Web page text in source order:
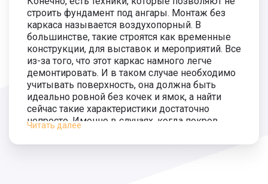
Монтаж сваи 6000 мм.
1 900 руб.
Читать далее
строить фундамент под ангары. Монтаж без
каркаса называется воздухопорный. В
большинстве, такие строятся как временные
конструкции, для выставок и мероприятий. Все
из-за того, что этот каркас намного легче
демонтировать. И в таком случае необходимо
учитывать поверхность, она должна быть
идеально ровной без кочек и ямок, а найти
сейчас такие характеристики достаточно
непросто. Именно в случаях, когда покров
далек от идеала мы предлагаем сделать
фундамент под ангар в профессиональной